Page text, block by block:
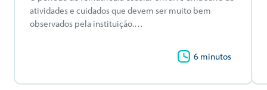
atividades e cuidados que devem ser muito bem
observados pela instituição.…
6 minutos